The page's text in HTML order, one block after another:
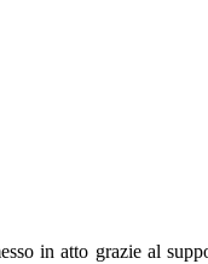
in atto grazie al